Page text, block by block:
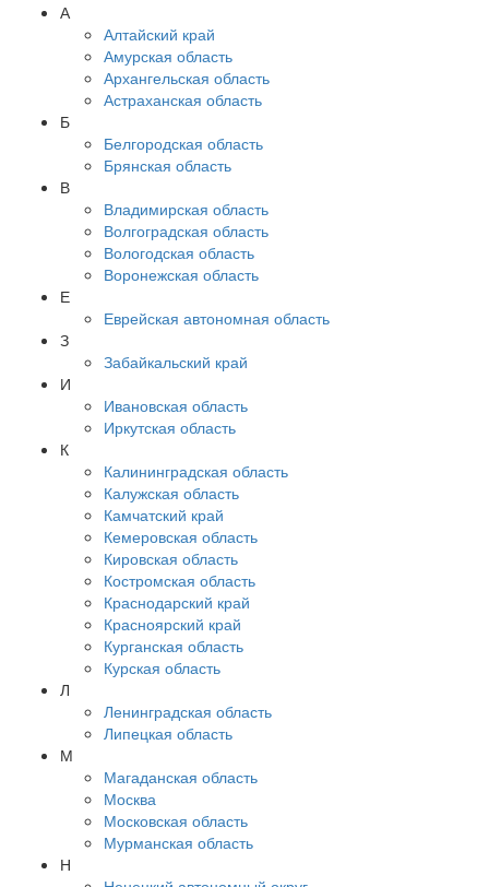
А
Алтайский край
Амурская область
Архангельская область
Астраханская область
Б
Белгородская область
Брянская область
В
Владимирская область
Волгоградская область
Вологодская область
Воронежская область
Е
Еврейская автономная область
З
Забайкальский край
И
Ивановская область
Иркутская область
К
Калининградская область
Калужская область
Камчатский край
Кемеровская область
Кировская область
Костромская область
Краснодарский край
Красноярский край
Курганская область
Курская область
Л
Ленинградская область
Липецкая область
М
Магаданская область
Москва
Московская область
Мурманская область
Н